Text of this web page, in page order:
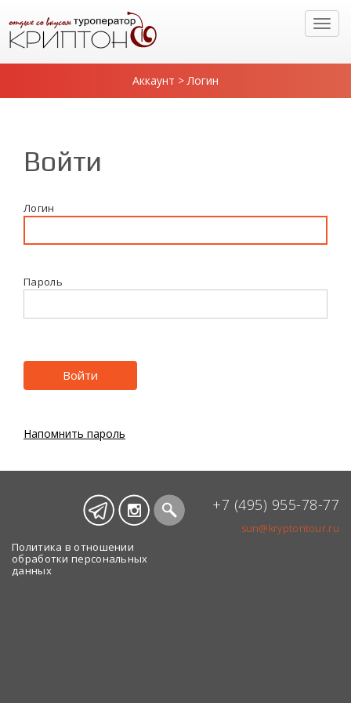
Аккаунт > Логин
Войти
Логин
Пароль
Напомнить пароль
+7 (495) 955-78-77
sun@kryptontour.ru
Политика в отношении
обработки персональных
данных